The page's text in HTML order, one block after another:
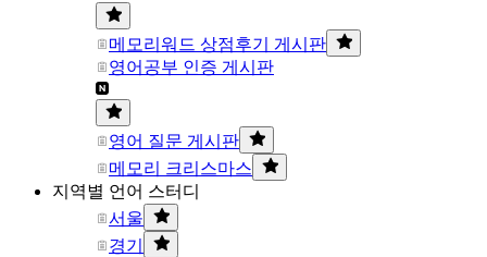
메모리워드 상점후기 게시판
영어공부 인증 게시판
영어 질문 게시판
메모리 크리스마스
지역별 언어 스터디
서울
경기